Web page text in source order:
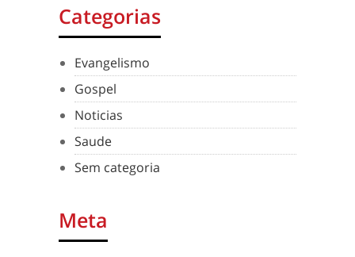
Categorias
Evangelismo
Gospel
Noticias
Saude
Sem categoria
Meta